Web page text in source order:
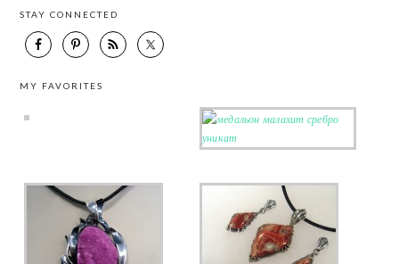
STAY CONNECTED
MY FAVORITES